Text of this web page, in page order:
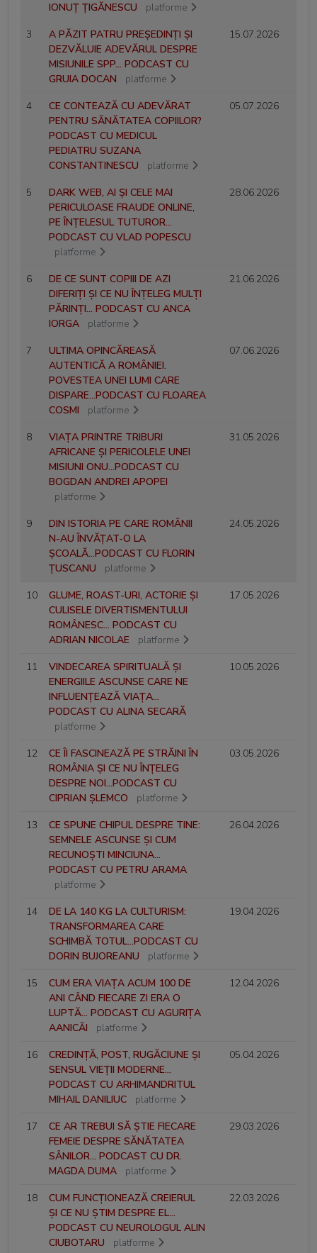
IONUȚ ȚIGĂNESCU
platforme
3
A PĂZIT PATRU PREȘEDINȚI ȘI
DEZVĂLUIE ADEVĂRUL DESPRE
MISIUNILE SPP... PODCAST CU
GRUIA DOCAN
platforme
15.07.2026
4
CE CONTEAZĂ CU ADEVĂRAT
PENTRU SĂNĂTATEA COPIILOR?
PODCAST CU MEDICUL
PEDIATRU SUZANA
CONSTANTINESCU
platforme
05.07.2026
5
DARK WEB, AI ȘI CELE MAI
PERICULOASE FRAUDE ONLINE,
PE ÎNȚELESUL TUTUROR...
PODCAST CU VLAD POPESCU
platforme
28.06.2026
6
DE CE SUNT COPIII DE AZI
DIFERIȚI ȘI CE NU ÎNȚELEG MULȚI
PĂRINȚI... PODCAST CU ANCA
IORGA
platforme
21.06.2026
7
ULTIMA OPINCĂREASĂ
AUTENTICĂ A ROMÂNIEI.
POVESTEA UNEI LUMI CARE
DISPARE...PODCAST CU FLOAREA
COSMI
platforme
07.06.2026
8
VIAȚA PRINTRE TRIBURI
AFRICANE ȘI PERICOLELE UNEI
MISIUNI ONU...PODCAST CU
BOGDAN ANDREI APOPEI
platforme
31.05.2026
9
DIN ISTORIA PE CARE ROMÂNII
N-AU ÎNVĂȚAT-O LA
ȘCOALĂ...PODCAST CU FLORIN
ȚUSCANU
platforme
24.05.2026
10
GLUME, ROAST-URI, ACTORIE ȘI
CULISELE DIVERTISMENTULUI
ROMÂNESC... PODCAST CU
ADRIAN NICOLAE
platforme
17.05.2026
11
VINDECAREA SPIRITUALĂ ȘI
ENERGIILE ASCUNSE CARE NE
INFLUENȚEAZĂ VIAȚA...
PODCAST CU ALINA SECARĂ
platforme
10.05.2026
12
CE ÎI FASCINEAZĂ PE STRĂINI ÎN
ROMÂNIA ȘI CE NU ÎNȚELEG
DESPRE NOI...PODCAST CU
CIPRIAN ȘLEMCO
platforme
03.05.2026
13
CE SPUNE CHIPUL DESPRE TINE:
SEMNELE ASCUNSE ȘI CUM
RECUNOȘTI MINCIUNA...
PODCAST CU PETRU ARAMA
platforme
26.04.2026
14
DE LA 140 KG LA CULTURISM:
TRANSFORMAREA CARE
SCHIMBĂ TOTUL...PODCAST CU
DORIN BUJOREANU
platforme
19.04.2026
15
CUM ERA VIAȚA ACUM 100 DE
ANI CÂND FIECARE ZI ERA O
LUPTĂ... PODCAST CU AGURIȚA
AANICĂI
platforme
12.04.2026
16
CREDINȚĂ, POST, RUGĂCIUNE ȘI
SENSUL VIEȚII MODERNE...
PODCAST CU ARHIMANDRITUL
MIHAIL DANILIUC
platforme
05.04.2026
17
CE AR TREBUI SĂ ȘTIE FIECARE
FEMEIE DESPRE SĂNĂTATEA
SÂNILOR... PODCAST CU DR.
MAGDA DUMA
platforme
29.03.2026
18
CUM FUNCȚIONEAZĂ CREIERUL
ȘI CE NU ȘTIM DESPRE EL...
PODCAST CU NEUROLOGUL ALIN
CIUBOTARU
platforme
22.03.2026